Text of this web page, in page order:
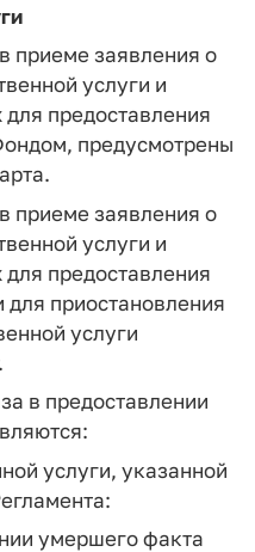
приеме заявления о
услуги и
предоставления
предусмотрены
приеме заявления о
услуги и
предоставления
для приостановления
услуги
в предоставлении
услуги, указанной
умершего факта